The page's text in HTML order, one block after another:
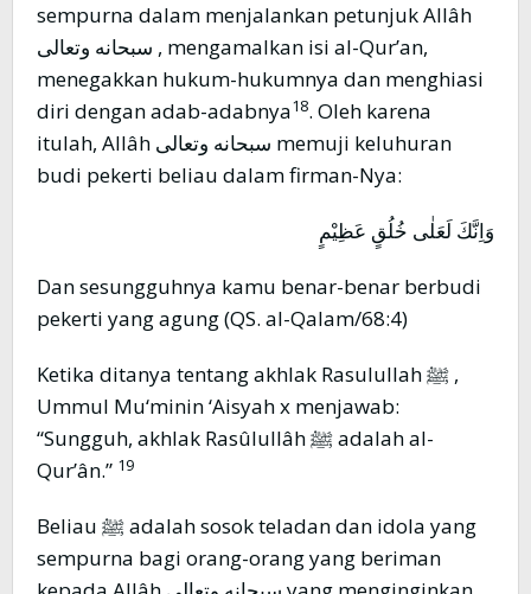
sempurna dalam menjalankan petunjuk Allâh
سبحانه وتعالى , mengamalkan isi al-Qur’an,
menegakkan hukum-hukumnya dan menghiasi
diri dengan adab-adabnya18. Oleh karena
itulah, Allâh سبحانه وتعالى memuji keluhuran
budi pekerti beliau dalam firman-Nya:
وَاِنَّكَ لَعَلٰى خُلُقٍ عَظِيْمٍ
Dan sesungguhnya kamu benar-benar berbudi
pekerti yang agung (QS. al-Qalam/68:4)
Ketika ditanya tentang akhlak Rasulullah ﷺ ,
Ummul Mu‘minin ‘Aisyah x menjawab:
“Sungguh, akhlak Rasûlullâh ﷺ adalah al-
Qur’ân.” 19
Beliau ﷺ adalah sosok teladan dan idola yang
sempurna bagi orang-orang yang beriman